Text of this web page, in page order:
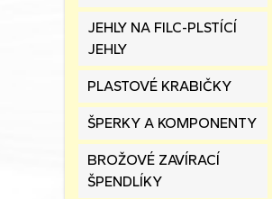
JEHLY NA FILC-PLSTÍCÍ
JEHLY
PLASTOVÉ KRABIČKY
ŠPERKY A KOMPONENTY
BROŽOVÉ ZAVÍRACÍ
ŠPENDLÍKY